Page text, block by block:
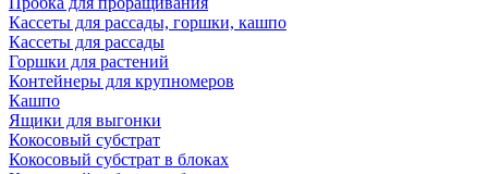
Кассеты для рассады, горшки, кашпо
Кассеты для рассады
Горшки для растений
Контейнеры для крупномеров
Кашпо
Ящики для выгонки
Кокосовый субстрат
Кокосовый субстрат в блоках